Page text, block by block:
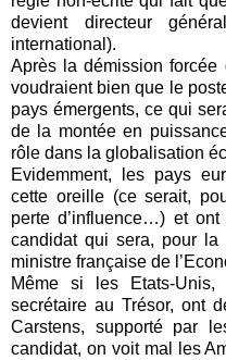
devient directeur
international).
Après la démission
voudraient bien que le
pays émergents, ce qui
de la montée en
rôle dans la globalisation
Evidemment, les pays
cette oreille (ce serait,
perte d’influence…) et
candidat qui sera, pour la
ministre française de
Même si les Etats-
secrétaire au Trésor, ont
Carstens, supporté par
candidat, on voit mal les